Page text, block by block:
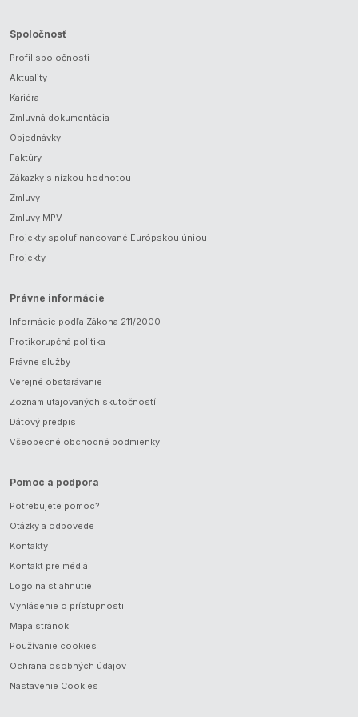
Spoločnosť
Profil spoločnosti
Aktuality
Kariéra
Zmluvná dokumentácia
Objednávky
Faktúry
Zákazky s nízkou hodnotou
Zmluvy
Zmluvy MPV
Projekty spolufinancované Európskou úniou
Projekty
Právne informácie
Informácie podľa Zákona 211/2000
Protikorupčná politika
Právne služby
Verejné obstarávanie
Zoznam utajovaných skutočností
Dátový predpis
Všeobecné obchodné podmienky
Pomoc a podpora
Potrebujete pomoc?
Otázky a odpovede
Kontakty
Kontakt pre médiá
Logo na stiahnutie
Vyhlásenie o prístupnosti
Mapa stránok
Používanie cookies
Ochrana osobných údajov
Nastavenie Cookies